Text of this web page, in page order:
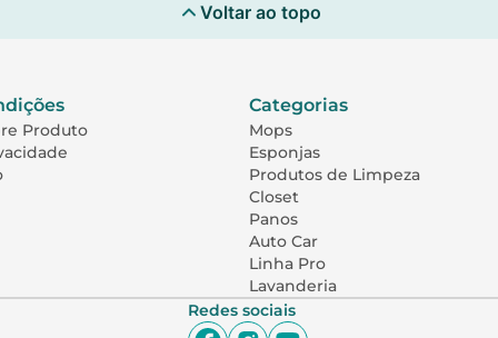
Voltar ao topo
Produto
Categorias
Mops
Esponjas
Produtos de Limpeza
Closet
Panos
Auto Car
Linha Pro
Lavanderia
Redes sociais